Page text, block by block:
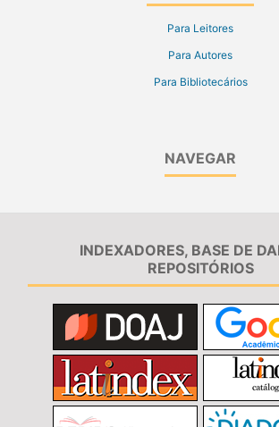
Para Leitores
Para Autores
Para Bibliotecários
NAVEGAR
INDEXADORES, BASE DE
REPOSITÓRIOS